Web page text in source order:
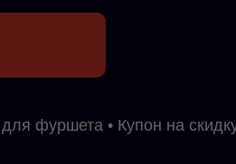
фуршета • Купон на